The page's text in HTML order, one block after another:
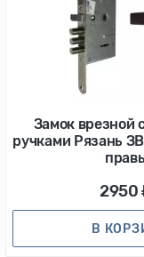
Замок врезной
ручками Рязань
2950
В